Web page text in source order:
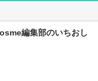
編集部のいちおし